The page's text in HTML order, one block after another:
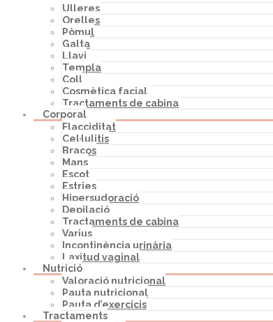
Ulleres
Orelles
Pòmul
Galta
Llavi
Templa
Coll
Cosmètica facial
Tractaments de cabina
Corporal
Flacciditat
Cel·lulitis
Braços
Mans
Escot
Estries
Hipersudoració
Depilació
Tractaments de cabina
Varius
Incontinència urinària
Laxitud vaginal
Nutrició
Valoració nutricional
Pauta nutricional
Pauta d’exercicis
Tractaments